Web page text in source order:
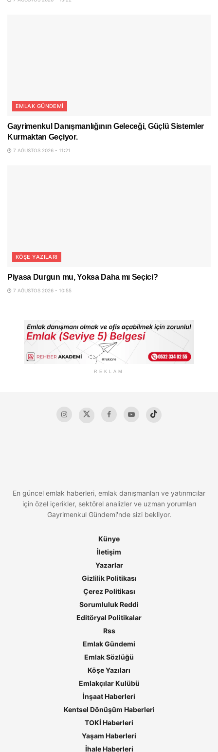
EMLAK GÜNDEMI
Gayrimenkul Danışmanlığının Geleceği, Güçlü Sistemler
Kurmaktan Geçiyor.
7 AĞUSTOS 2026 - 11:21
KÖŞE YAZILARI
Piyasa Durgun mu, Yoksa Daha mı Seçici?
7 AĞUSTOS 2026 - 10:55
REKLAM
En güncel emlak haberleri, emlak danışmanları ve yatırımcılar
için özel içerikler, sektörel analizler ve uzman yorumları
Gayrimenkul Gündemi'nde sizi bekliyor.
Künye
İletişim
Yazarlar
Gizlilik Politikası
Çerez Politikası
Sorumluluk Reddi
Editöryal Politikalar
Rss
Emlak Gündemi
Emlak Sözlüğü
Köşe Yazıları
Emlakçılar Kulübü
İnşaat Haberleri
Kentsel Dönüşüm Haberleri
TOKİ Haberleri
Yaşam Haberleri
İhale Haberleri